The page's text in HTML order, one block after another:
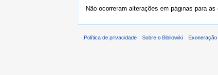
Não ocorreram alterações em páginas para
Política de privacidade Sobre o Bibliowiki